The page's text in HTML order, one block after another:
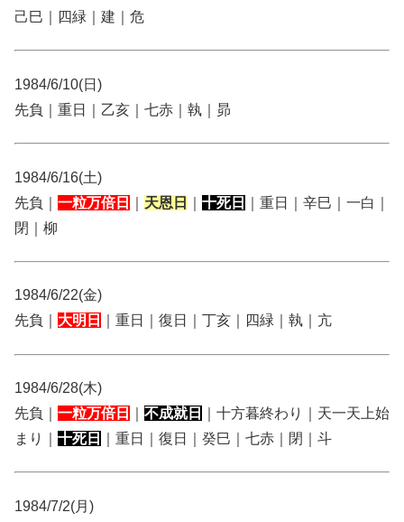
己巳｜四緑｜建｜危
1984/6/10(日)
先負｜重日｜乙亥｜七赤｜執｜昴
1984/6/16(土)
先負｜ 一粒万倍日 天恩日 十死日
｜重日｜辛巳｜一白｜
閉｜柳
1984/6/22(金)
先負｜ 大明日 ｜重日｜復日｜丁亥｜四緑｜執｜亢
1984/6/28(木)
先負｜ 一粒万倍日 不成就日
｜十方暮終わり｜天一天上始
まり｜ 十死日 ｜重日｜復日｜癸巳｜七赤｜閉｜斗
1984/7/2(月)